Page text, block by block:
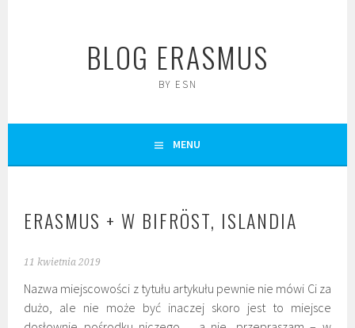
BLOG ERASMUS
BY ESN
MENU
ERASMUS + W BIFRÖST, ISLANDIA
11 kwietnia 2019
Nazwa miejscowości z tytułu artykułu pewnie nie mówi Ci za
dużo, ale nie może być inaczej skoro jest to miejsce